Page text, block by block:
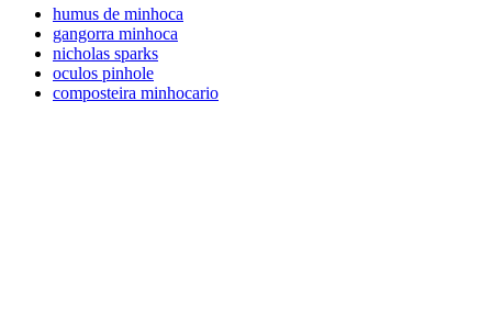
humus de minhoca
gangorra minhoca
nicholas sparks
oculos pinhole
composteira minhocario